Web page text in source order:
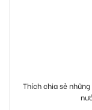
Thích chia sẻ